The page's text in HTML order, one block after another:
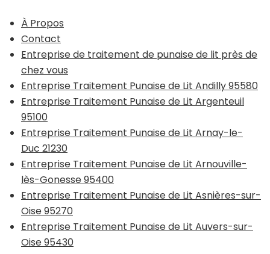
À Propos
Contact
Entreprise de traitement de punaise de lit près de
chez vous
Entreprise Traitement Punaise de Lit Andilly 95580
Entreprise Traitement Punaise de Lit Argenteuil
95100
Entreprise Traitement Punaise de Lit Arnay-le-
Duc 21230
Entreprise Traitement Punaise de Lit Arnouville-
lès-Gonesse 95400
Entreprise Traitement Punaise de Lit Asnières-sur-
Oise 95270
Entreprise Traitement Punaise de Lit Auvers-sur-
Oise 95430